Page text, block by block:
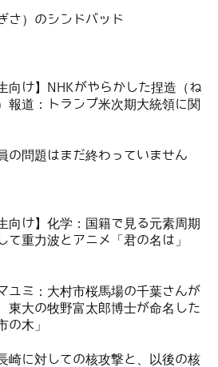
さ）のシンドバッド
向け】NHKがやらかした捏造（ね
報道：トランプ米次期大統領に関
の問題はまだ終わっていません
向け】化学：国籍で見る元素周期
て重力波とアニメ「君の名は」
ユミ：大村市桜馬場の千葉さんが
東大の牧野富太郎博士が命名した
の木」
崎に対しての核攻撃と、以後の核